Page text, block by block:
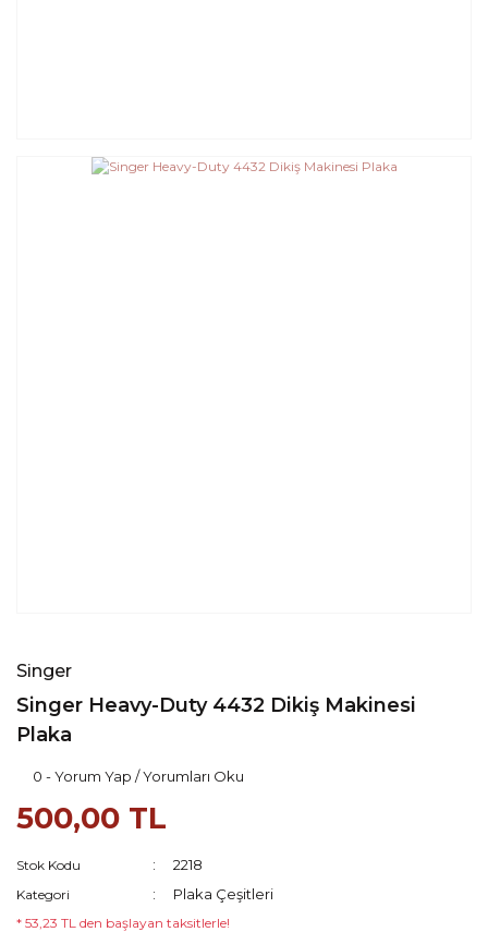
Singer
Singer Heavy-Duty 4432 Dikiş Makinesi
Plaka
0 - Yorum Yap / Yorumları Oku
500,00 TL
Stok Kodu 2218
Kategori Plaka Çeşitleri
* 53,23 TL den başlayan taksitlerle!